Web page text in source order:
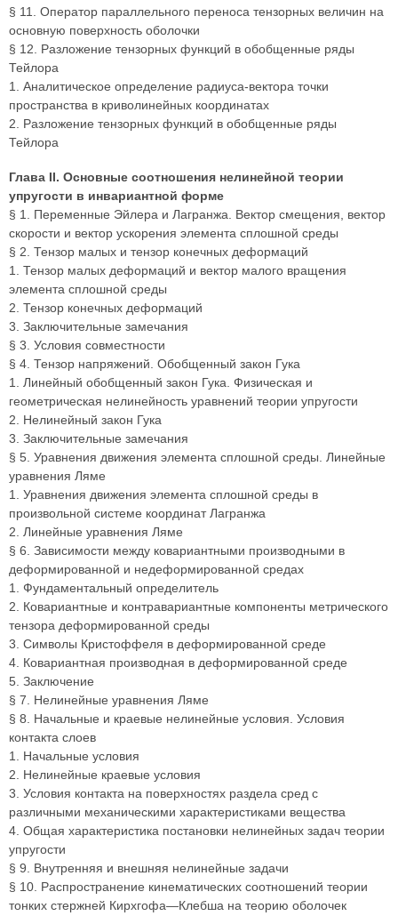
§ 11. Оператор параллельного переноса тензорных величин на
основную поверхность оболочки
§ 12. Разложение тензорных функций в обобщенные ряды
Тейлора
1. Аналитическое определение радиуса-вектора точки
пространства в криволинейных координатах
2. Разложение тензорных функций в обобщенные ряды
Тейлора
Глава II. Основные соотношения нелинейной теории
упругости в инвариантной форме
§ 1. Переменные Эйлера и Лагранжа. Вектор смещения, вектор
скорости и вектор ускорения элемента сплошной среды
§ 2. Тензор малых и тензор конечных деформаций
1. Тензор малых деформаций и вектор малого вращения
элемента сплошной среды
2. Тензор конечных деформаций
3. Заключительные замечания
§ 3. Условия совместности
§ 4. Тензор напряжений. Обобщенный закон Гука
1. Линейный обобщенный закон Гука. Физическая и
геометрическая нелинейность уравнений теории упругости
2. Нелинейный закон Гука
3. Заключительные замечания
§ 5. Уравнения движения элемента сплошной среды. Линейные
уравнения Ляме
1. Уравнения движения элемента сплошной среды в
произвольной системе координат Лагранжа
2. Линейные уравнения Ляме
§ 6. Зависимости между ковариантными производными в
деформированной и недеформированной средах
1. Фундаментальный определитель
2. Ковариантные и контравариантные компоненты метрического
тензора деформированной среды
3. Символы Кристоффеля в деформированной среде
4. Ковариантная производная в деформированной среде
5. Заключение
§ 7. Нелинейные уравнения Ляме
§ 8. Начальные и краевые нелинейные условия. Условия
контакта слоев
1. Начальные условия
2. Нелинейные краевые условия
3. Условия контакта на поверхностях раздела сред с
различными механическими характеристиками вещества
4. Общая характеристика постановки нелинейных задач теории
упругости
§ 9. Внутренняя и внешняя нелинейные задачи
§ 10. Распространение кинематических соотношений теории
тонких стержней Кирхгофа—Клебша на теорию оболочек